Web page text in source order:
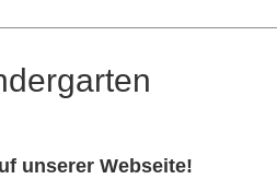
unserer Webseite!